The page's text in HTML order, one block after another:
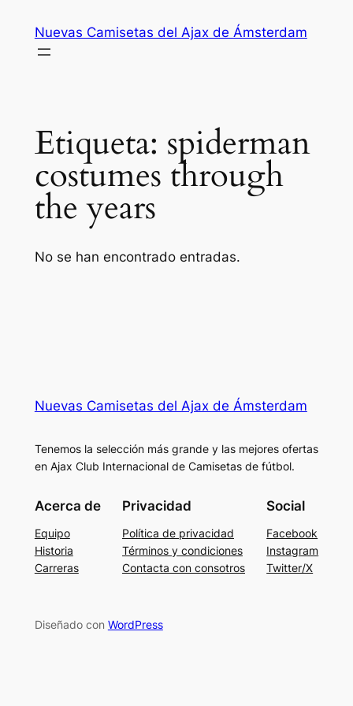
contenido
Nuevas Camisetas del Ajax de Ámsterdam
Etiqueta: spiderman
costumes through
the years
No se han encontrado entradas.
Nuevas Camisetas del Ajax de Ámsterdam
Tenemos la selección más grande y las mejores ofertas
en Ajax Club Internacional de Camisetas de fútbol.
Acerca de
Equipo
Historia
Carreras
Privacidad
Política de privacidad
Términos y condiciones
Contacta con consotros
Social
Facebook
Instagram
Twitter/X
Diseñado con WordPress